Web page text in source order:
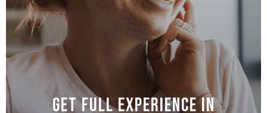
Get Full experience in